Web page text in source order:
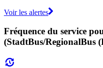
Voir les alertes
Fréquence du service
(StadtBus/RegionalBus